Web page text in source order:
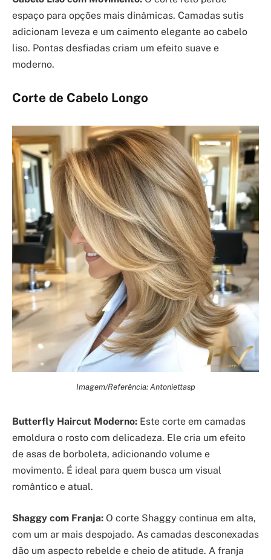
espaço para opções mais dinâmicas. Camadas sutis
adicionam leveza e um caimento elegante ao cabelo
liso. Pontas desfiadas criam um efeito suave e
moderno.
Corte de Cabelo Longo
Imagem/Referência: Antoniettasp
Butterfly Haircut Moderno: Este corte em camadas
emoldura o rosto com delicadeza. Ele cria um efeito
de asas de borboleta, adicionando volume e
movimento. É ideal para quem busca um visual
romântico e atual.
Shaggy com Franja: O corte Shaggy continua em alta,
com um ar mais despojado. As camadas desconexadas
dão um aspecto rebelde e cheio de atitude. A franja